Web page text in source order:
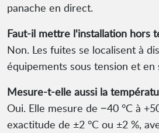
panache en direct.
Faut-il mettre l'installation hors
Non. Les fuites se localisent à
équipements sous tension et en
Mesure-t-elle aussi la
Oui. Elle mesure de −40 °C à
exactitude de ±2 °C ou ±2 %,